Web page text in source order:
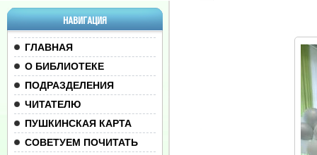
НАВИГАЦИЯ
ГЛАВНАЯ
О БИБЛИОТЕКЕ
ПОДРАЗДЕЛЕНИЯ
ЧИТАТЕЛЮ
ПУШКИНСКАЯ КАРТА
СОВЕТУЕМ ПОЧИТАТЬ